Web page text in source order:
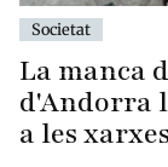
Societat
La manca
d'Andorra
a les xarxes